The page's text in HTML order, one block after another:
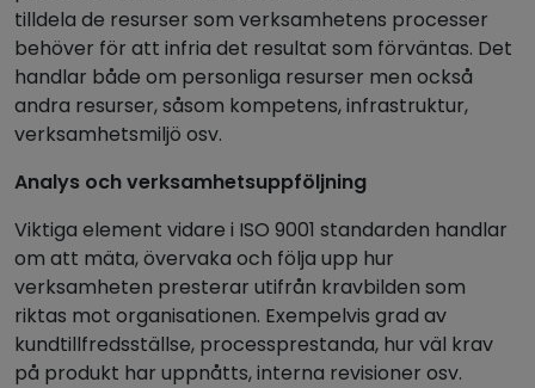
tilldela de resurser som verksamhetens processer
behöver för att infria det resultat som förväntas. Det
handlar både om personliga resurser men också
andra resurser, såsom kompetens, infrastruktur,
verksamhetsmiljö osv.
Analys och verksamhetsuppföljning
Viktiga element vidare i ISO 9001 standarden handlar
om att mäta, övervaka och följa upp hur
verksamheten presterar utifrån kravbilden som
riktas mot organisationen. Exempelvis grad av
kundtillfredsställse, processprestanda, hur väl krav
på produkt har uppnåtts, interna revisioner osv.